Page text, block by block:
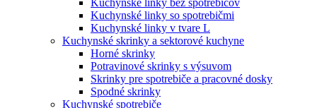
Kuchynské linky so spotrebičmi
Kuchynské linky v tvare L
Kuchynské skrinky a sektorové kuchyne
Horné skrinky
Potravinové skrinky s výsuvom
Skrinky pre spotrebiče a pracovné dosky
Spodné skrinky
Kuchynské spotrebiče